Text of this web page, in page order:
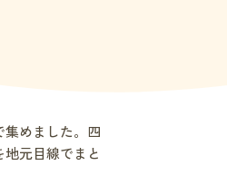
めました。四
元目線でまと